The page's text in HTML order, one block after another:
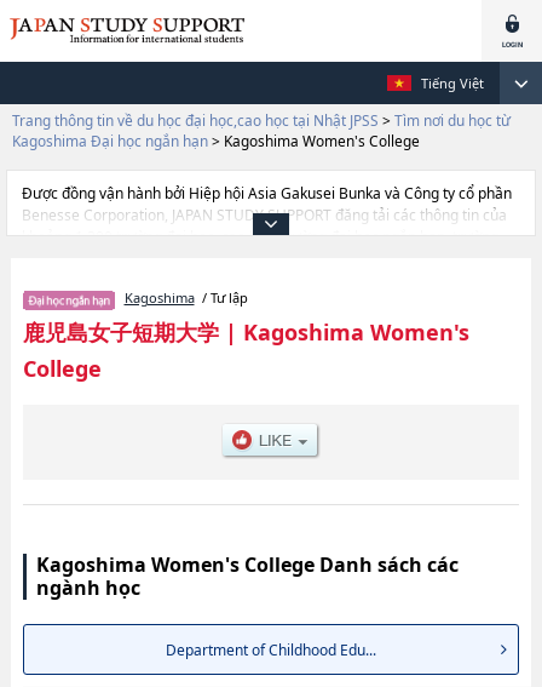
Tiếng Việt
Trang thông tin về du học đại học,cao học tại Nhật JPSS > Tìm nơi du học từ
Kagoshima Đại học ngắn hạn> Kagoshima Women's College
Được đồng vận hành bởi Hiệp hội Asia Gakusei Bunka và Công ty cổ phần
Benesse Corporation, JAPAN STUDY SUPPORT đăng tải các thông tin của
khoảng 1.300 trường đại học, cao học, trường đại học ngắn hạn, trường
thông tin cần thiết dành cho du học sinh, như là về các Ngành Department
of Childhood EducationhoặcNgành Department of Human Life and
SciencehoặcNgành Department of Liberal Arts, thông tin về từng ngành
học, thông tin liên quan đến thi tuyển như số lượng tuyển sinh, số lượng
Kagoshima/ Tư lập
鹿児島女子短期大学| Kagoshima Women's
College
Kagoshima Women's College Danh sách các
ngành học
Department of Childhood Edu...